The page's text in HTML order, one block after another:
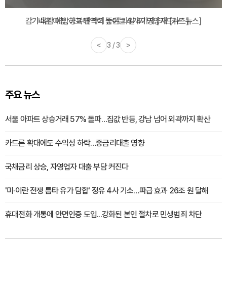
바쁜 아침, 공복에 먹기 좋은 과일 4가지 [카드뉴스]
< 1 / 3 >
주요 뉴스
서울 아파트 상승거래 57% 돌파…집값 반등, 강남 넘어 외곽까지 확산
카드론 확대에도 수익성 하락…중금리대출 영향
국채금리 상승, 자영업자 대출 부담 커진다
'미·이란 전쟁 틈타 유가 담합' 정유 4사 기소…파급 효과 26조 원 달해
휴대전화 개통에 안면인증 도입...강화된 본인 절차로 민생범죄 차단